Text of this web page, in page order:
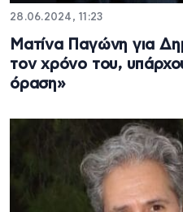
28.06.2024, 11:23
Ματίνα Παγώνη για
τον χρόνο του,
όραση»